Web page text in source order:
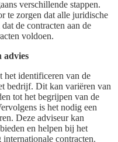
verschillende stappen.
te zorgen dat alle juridische
de contracten aan de
voldoen.
advies
het identificeren van de
bedrijf. Dit kan variëren van
tot het begrijpen van de
is het nodig een
Deze adviseur kan
en helpen bij het
contracten.